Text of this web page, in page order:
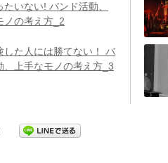
たいない! バンド活動、
ノの考え方_2
した人には勝てない！ バ
、上手なモノの考え方_3